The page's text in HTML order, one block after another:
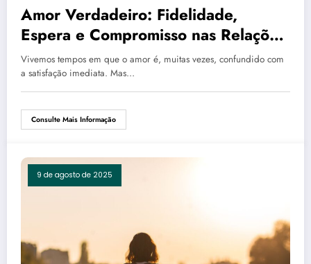
Amor Verdadeiro: Fidelidade,
Espera e Compromisso nas Relações
Modernas
Vivemos tempos em que o amor é, muitas vezes, confundido com
a satisfação imediata. Mas…
Consulte Mais Informação
9 de agosto de 2025